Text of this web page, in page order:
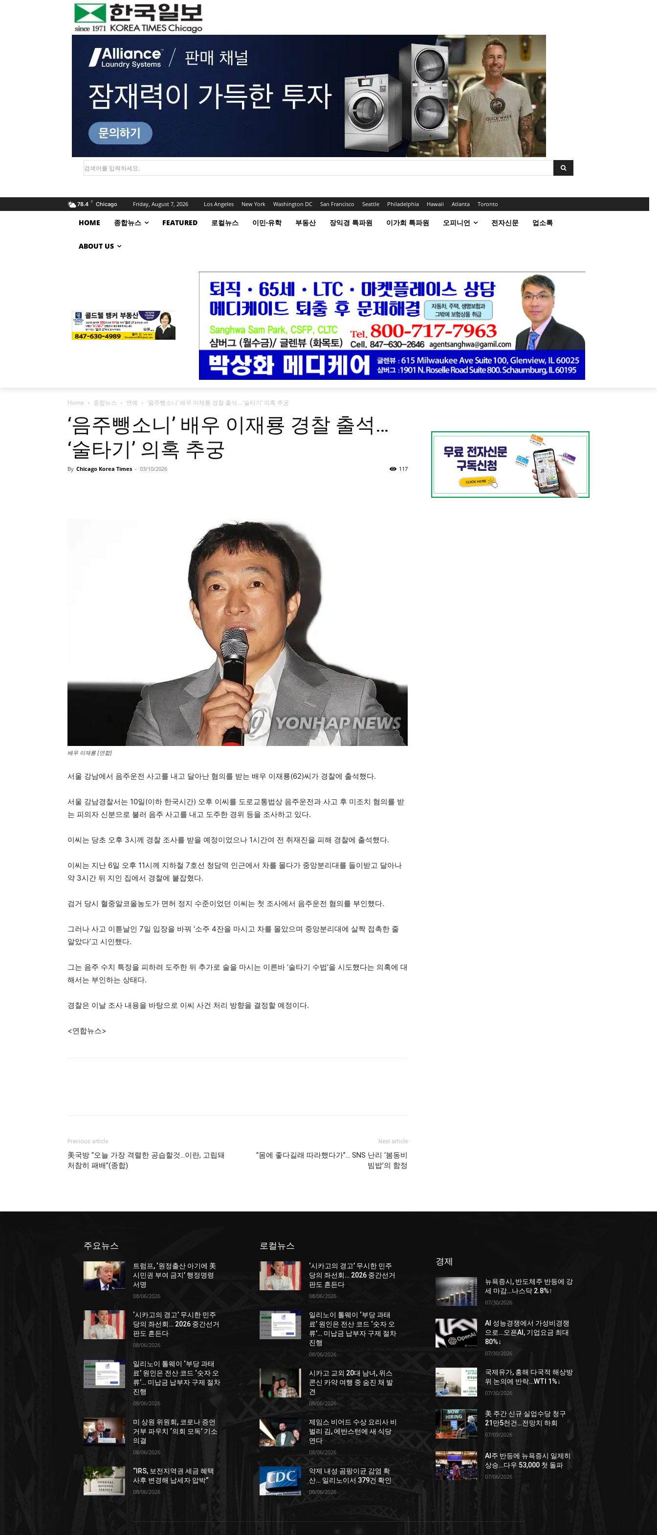
검색어를 입력하세요.
78.4 F Chicago Friday, August 7, 2026 Los Angeles New York Washington DC San Francisco Seattle Philadelphia Hawaii Atlanta Toronto
HOME 종합뉴스 FEATURED 로컬뉴스 이민·유학 부동산 장익경 특파원 이가희 특파원 오피니언 전자신문 업소록
ABOUT US
Home 종합뉴스 연예 ‘음주뺑소니’ 배우 이재룡 경찰 출석… ‘술타기’ 의혹 추궁
‘음주뺑소니’ 배우 이재룡 경찰 출석…
‘술타기’ 의혹 추궁
By Chicago Korea Times - 03/10/2026 117
배우 이재룡 [연합]
서울 강남에서 음주운전 사고를 내고 달아난 혐의를 받는 배우 이재룡(62)씨가 경찰에 출석했다.
서울 강남경찰서는 10일(이하 한국시간) 오후 이씨를 도로교통법상 음주운전과 사고 후 미조치 혐의를 받
는 피의자 신분으로 불러 음주 사고를 내고 도주한 경위 등을 조사하고 있다.
이씨는 당초 오후 3시께 경찰 조사를 받을 예정이었으나 1시간여 전 취재진을 피해 경찰에 출석했다.
이씨는 지난 6일 오후 11시께 지하철 7호선 청담역 인근에서 차를 몰다가 중앙분리대를 들이받고 달아나
약 3시간 뒤 지인 집에서 경찰에 붙잡혔다.
검거 당시 혈중알코올농도가 면허 정지 수준이었던 이씨는 첫 조사에서 음주운전 혐의를 부인했다.
그러나 사고 이튿날인 7일 입장을 바꿔 ‘소주 4잔을 마시고 차를 몰았으며 중앙분리대에 살짝 접촉한 줄
알았다’고 시인했다.
그는 음주 수치 특정을 피하려 도주한 뒤 추가로 술을 마시는 이른바 ‘술타기 수법’을 시도했다는 의혹에 대
해서는 부인하는 상태다.
경찰은 이날 조사 내용을 바탕으로 이씨 사건 처리 방향을 결정할 예정이다.
<연합뉴스>
Previous article
美국방 “오늘 가장 격렬한 공습할것…이란, 고립돼
처참히 패배”(종합)
Next article
“몸에 좋다길래 따라했다가”… SNS 난리 ‘봄동비
빔밥’의 함정
주요뉴스
트럼프, ‘원정출산 아기에 美
시민권 부여 금지’ 행정명령
서명
08/06/2026
‘시카고의 경고’ 무시한 민주
당의 좌선회… 2026 중간선거
판도 흔든다
08/06/2026
일리노이 톨웨이 ‘부당 과태
료’ 원인은 전산 코드 ‘숫자 오
류’… 미납금 납부자 구제 절차
진행
08/06/2026
미 상원 위원회, 코로나 증언
거부 파우치 ‘의회 모독’ 기소
의결
08/06/2026
“IRS, 보전지역권 세금 혜택
사후 변경해 납세자 압박”
08/06/2026
로컬뉴스
‘시카고의 경고’ 무시한 민주
당의 좌선회… 2026 중간선거
판도 흔든다
08/06/2026
일리노이 톨웨이 ‘부당 과태
료’ 원인은 전산 코드 ‘숫자 오
류’… 미납금 납부자 구제 절차
진행
08/06/2026
시카고 교외 20대 남녀, 위스
콘신 카약 여행 중 숨진 채 발
견
08/06/2026
제임스 비어드 수상 요리사 비
벌리 김, 에반스턴에 새 식당
연다
08/06/2026
약제 내성 곰팡이균 감염 확
산… 일리노이서 379건 확인
08/06/2026
경제
뉴욕증시, 반도체주 반등에 강
세 마감…나스닥 2.8%↑
07/30/2026
AI 성능경쟁에서 가성비경쟁
으로…오픈AI, 기업요금 최대
80%↓
07/30/2026
국제유가, 홍해 다국적 해상방
위 논의에 반락…WTI 1%↓
07/30/2026
美 주간 신규 실업수당 청구
21만5천건…전망치 하회
07/09/2026
AI주 반등에 뉴욕증시 일제히
상승…다우 53,000 첫 돌파
07/06/2026